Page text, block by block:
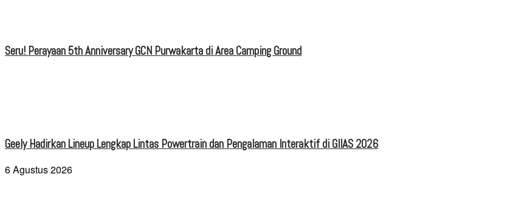
Seru! Perayaan 5th Anniversary GCN Purwakarta di Area Camping Ground
Geely Hadirkan Lineup Lengkap Lintas Powertrain dan Pengalaman Interaktif di GIIAS 2026
6 Agustus 2026